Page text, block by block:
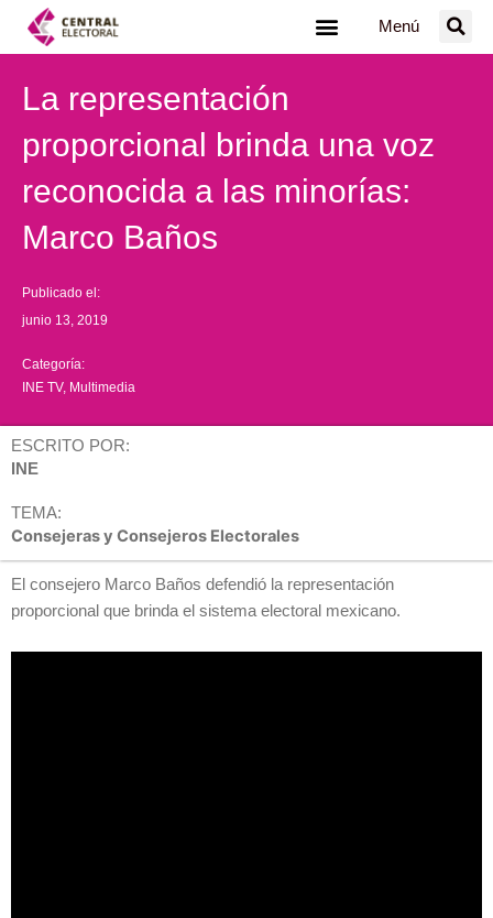
Menú
La representación
proporcional brinda una voz
reconocida a las minorías:
Marco Baños
Publicado el:
junio 13, 2019
Categoría:
INE TV, Multimedia
ESCRITO POR:
INE
TEMA:
Consejeras y Consejeros Electorales
El consejero Marco Baños defendió la representación
proporcional que brinda el sistema electoral mexicano.